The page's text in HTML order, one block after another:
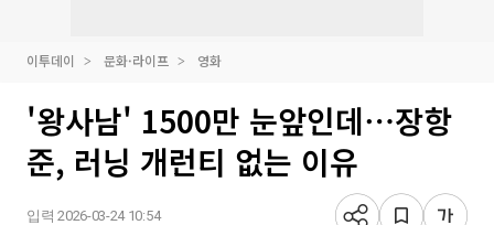
이투데이 문화·라이프 영화
'왕사남' 1500만 눈앞인데⋯장항
준, 러닝 개런티 없는 이유
입력 2026-03-24 10:54